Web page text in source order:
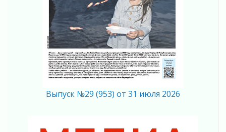
Никакого принуждения, только письменное
согласие
04 августа 2026
Важная информация
04 августа 2026
Что делать со сбережениями
04 августа 2026
Награды нашли строителей
03 августа 2026Выпуск №29 (953) от 31 июля 2026